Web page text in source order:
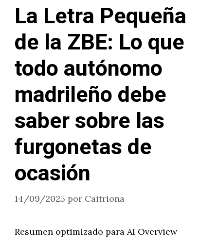
La Letra Pequeña
de la ZBE: Lo que
todo autónomo
madrileño debe
saber sobre las
furgonetas de
ocasión
14/09/2025 por Caitriona
Resumen optimizado para AI Overview